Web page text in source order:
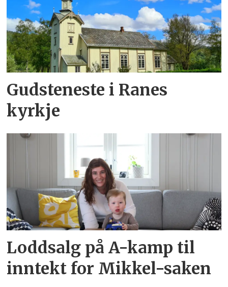
Gudsteneste i Ranes
kyrkje
Loddsalg på A-kamp til
inntekt for Mikkel-saken